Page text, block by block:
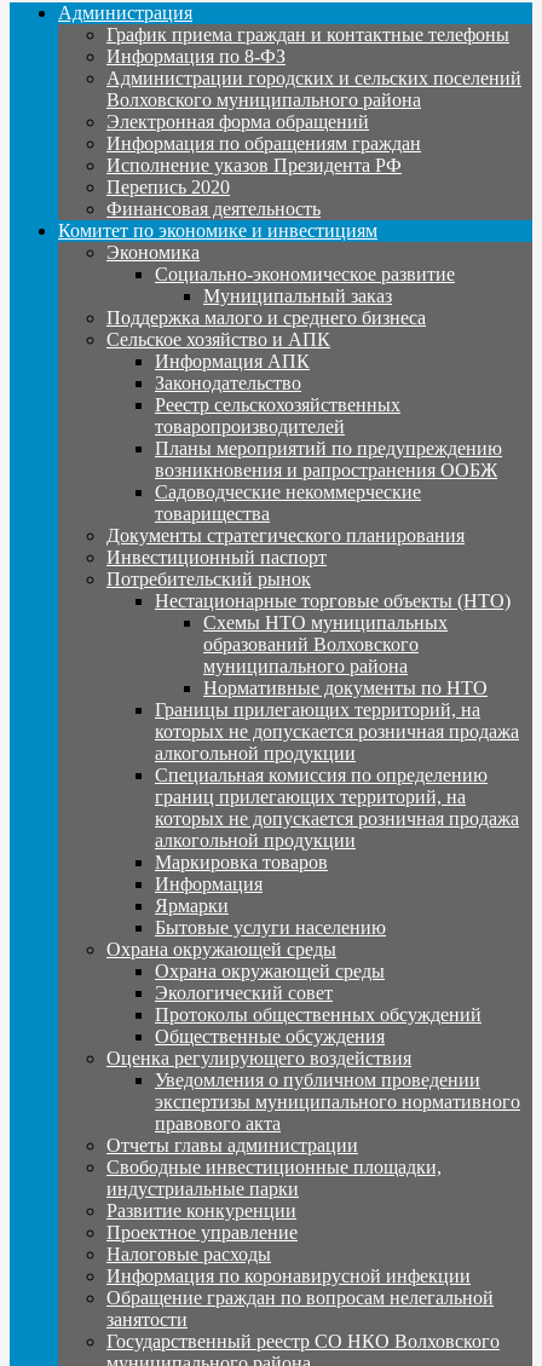
Администрация
График приема граждан и контактные телефоны
Информация по 8-ФЗ
Администрации городских и сельских поселений
Волховского муниципального района
Электронная форма обращений
Информация по обращениям граждан
Исполнение указов Президента РФ
Перепись 2020
Финансовая деятельность
Комитет по экономике и инвестициям
Экономика
Социально-экономическое развитие
Муниципальный заказ
Поддержка малого и среднего бизнеса
Сельское хозяйство и АПК
Информация АПК
Законодательство
Реестр сельскохозяйственных
товаропроизводителей
Планы мероприятий по предупреждению
возникновения и рапространения ООБЖ
Садоводческие некоммерческие
товарищества
Документы стратегического планирования
Инвестиционный паспорт
Потребительский рынок
Нестационарные торговые объекты (НТО)
Схемы НТО муниципальных
образований Волховского
муниципального района
Нормативные документы по НТО
Границы прилегающих территорий, на
которых не допускается розничная продажа
алкогольной продукции
Специальная комиссия по определению
границ прилегающих территорий, на
которых не допускается розничная продажа
алкогольной продукции
Маркировка товаров
Информация
Ярмарки
Бытовые услуги населению
Охрана окружающей среды
Охрана окружающей среды
Экологический совет
Протоколы общественных обсуждений
Общественные обсуждения
Оценка регулирующего воздействия
Уведомления о публичном проведении
экспертизы муниципального нормативного
правового акта
Отчеты главы администрации
Свободные инвестиционные площадки,
индустриальные парки
Развитие конкуренции
Проектное управление
Налоговые расходы
Информация по коронавирусной инфекции
Обращение граждан по вопросам нелегальной
занятости
Государственный реестр СО НКО Волховского